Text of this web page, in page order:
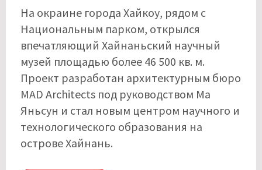
На окраине города Хайкоу, рядом с
Национальным парком, открылся
впечатляющий Хайнаньский научный
музей площадью более 46 500 кв. м.
Проект разработан архитектурным бюро
MAD Architects под руководством Ма
Яньсун и стал новым центром научного и
технологического образования на
острове Хайнань.